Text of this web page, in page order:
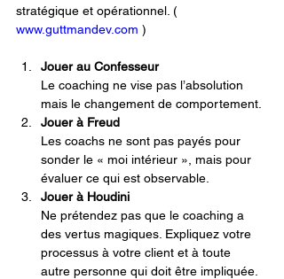
stratégique et opérationnel. (
www.guttmandev.com )
Jouer au Confesseur
Le coaching ne vise pas l’absolution
mais le changement de comportement.
Jouer à Freud
Les coachs ne sont pas payés pour
sonder le « moi intérieur », mais pour
évaluer ce qui est observable.
Jouer à Houdini
Ne prétendez pas que le coaching a
des vertus magiques. Expliquez votre
processus à votre client et à toute
autre personne qui doit être impliquée.